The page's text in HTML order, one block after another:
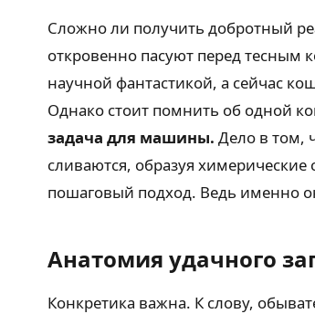
Сложно ли получить добротный
откровенно пасуют перед тесным
научной фантастикой, а сейчас
Однако стоит помнить об одной
задача для машины. Дело в том,
сливаются, образуя
пошаговый подход. Ведь именно
Анатомия удачного
Конкретика важна. К слову,